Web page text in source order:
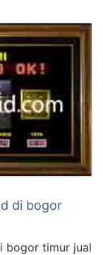
di bogor
bogor timur jual